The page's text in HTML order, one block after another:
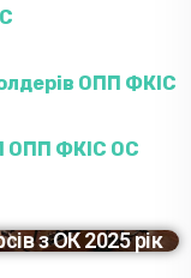
ОПП ФКІС
ОПП ФКІС ОС
з ОК 2025 рік